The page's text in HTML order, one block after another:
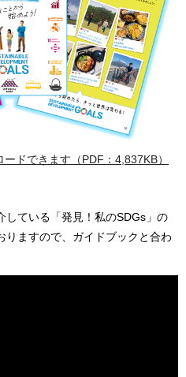
ドできます（PDF：4,837KB）
している「発見！私のSDGs」の
りますので、ガイドブックと合わ